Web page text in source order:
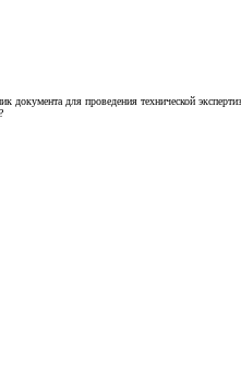
документа для проведения технической